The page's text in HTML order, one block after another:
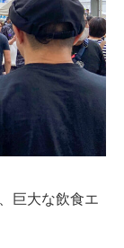
巨大な飲食エ